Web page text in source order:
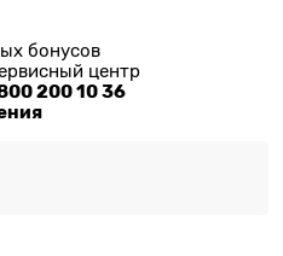
бонусов
центр
200 10 36